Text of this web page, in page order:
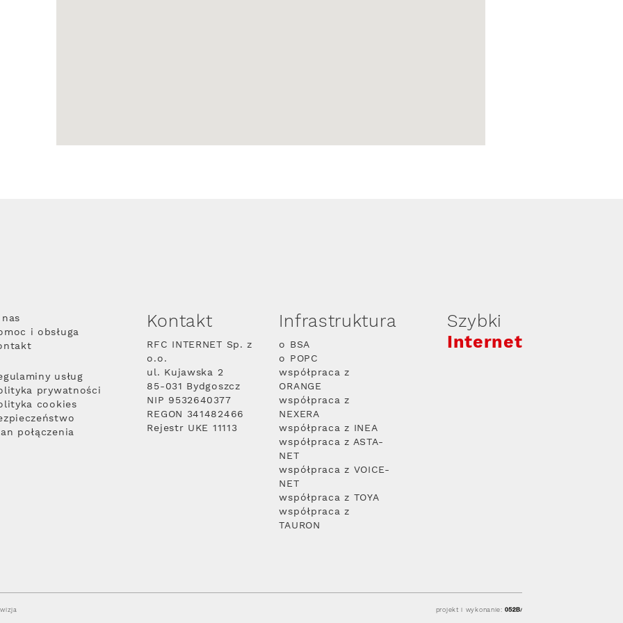
i obsługa
usług
prywatności
cookies
połączenia
Kontakt
RFC INTERNET Sp. z
o.o.
ul. Kujawska 2
85-031 Bydgoszcz
NIP 9532640377
REGON 341482466
Rejestr UKE 11113
Infrastruktura
o BSA
o POPC
współpraca z
ORANGE
współpraca z
NEXERA
współpraca z INEA
współpraca z ASTA-
NET
współpraca z VOICE-
NET
współpraca z TOYA
współpraca z
TAURON
Szybki
Internet
projekt i wykonanie: